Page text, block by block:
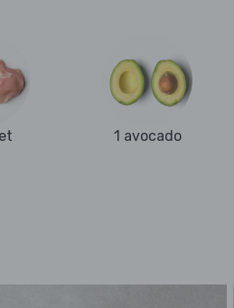
1 avocado